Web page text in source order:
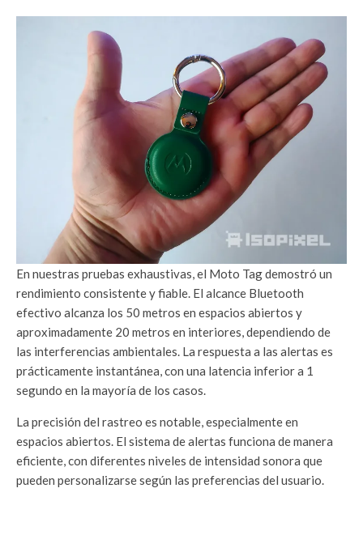
En nuestras pruebas exhaustivas, el Moto Tag demostró un
rendimiento consistente y fiable. El alcance Bluetooth
efectivo alcanza los 50 metros en espacios abiertos y
aproximadamente 20 metros en interiores, dependiendo de
las interferencias ambientales. La respuesta a las alertas es
prácticamente instantánea, con una latencia inferior a 1
segundo en la mayoría de los casos.
La precisión del rastreo es notable, especialmente en
espacios abiertos. El sistema de alertas funciona de manera
eficiente, con diferentes niveles de intensidad sonora que
pueden personalizarse según las preferencias del usuario.